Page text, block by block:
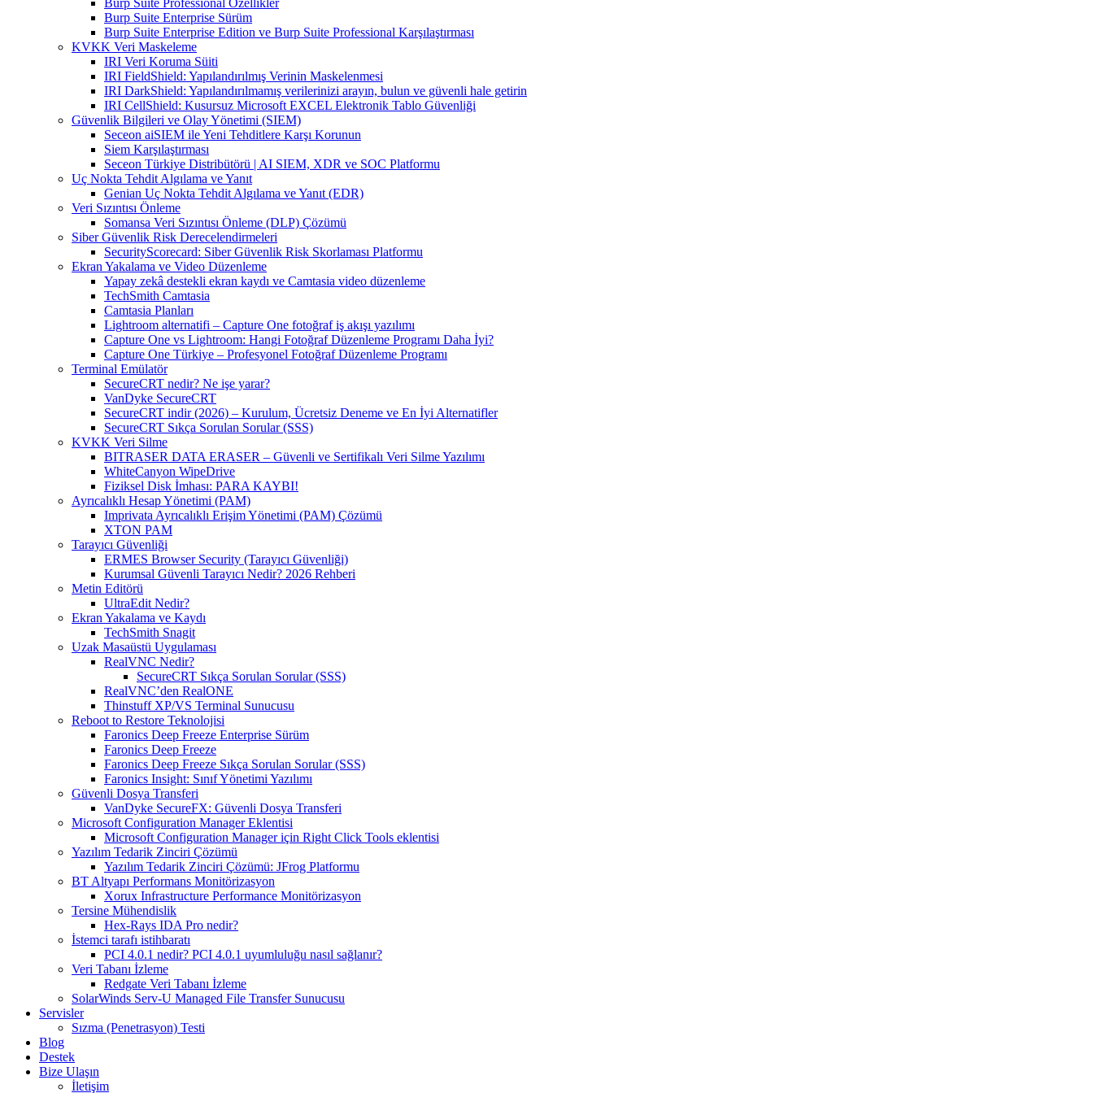
Burp Suite Professional Özellikler
Burp Suite Enterprise Sürüm
Burp Suite Enterprise Edition ve Burp Suite Professional Karşılaştırması
KVKK Veri Maskeleme
IRI Veri Koruma Süiti
IRI FieldShield: Yapılandırılmış Verinin Maskelenmesi
IRI DarkShield: Yapılandırılmamış verilerinizi arayın, bulun ve güvenli hale getirin
IRI CellShield: Kusursuz Microsoft EXCEL Elektronik Tablo Güvenliği
Güvenlik Bilgileri ve Olay Yönetimi (SIEM)
Seceon aiSIEM ile Yeni Tehditlere Karşı Korunun
Siem Karşılaştırması
Seceon Türkiye Distribütörü | AI SIEM, XDR ve SOC Platformu
Uç Nokta Tehdit Algılama ve Yanıt
Genian Uç Nokta Tehdit Algılama ve Yanıt (EDR)
Veri Sızıntısı Önleme
Somansa Veri Sızıntısı Önleme (DLP) Çözümü
Siber Güvenlik Risk Derecelendirmeleri
SecurityScorecard: Siber Güvenlik Risk Skorlaması Platformu
Ekran Yakalama ve Video Düzenleme
Yapay zekâ destekli ekran kaydı ve Camtasia video düzenleme
TechSmith Camtasia
Camtasia Planları
Lightroom alternatifi – Capture One fotoğraf iş akışı yazılımı
Capture One vs Lightroom: Hangi Fotoğraf Düzenleme Programı Daha İyi?
Capture One Türkiye – Profesyonel Fotoğraf Düzenleme Programı
Terminal Emülatör
SecureCRT nedir? Ne işe yarar?
VanDyke SecureCRT
SecureCRT indir (2026) – Kurulum, Ücretsiz Deneme ve En İyi Alternatifler
SecureCRT Sıkça Sorulan Sorular (SSS)
KVKK Veri Silme
BITRASER DATA ERASER – Güvenli ve Sertifikalı Veri Silme Yazılımı
WhiteCanyon WipeDrive
Fiziksel Disk İmhası: PARA KAYBI!
Ayrıcalıklı Hesap Yönetimi (PAM)
Imprivata Ayrıcalıklı Erişim Yönetimi (PAM) Çözümü
XTON PAM
Tarayıcı Güvenliği
ERMES Browser Security (Tarayıcı Güvenliği)
Kurumsal Güvenli Tarayıcı Nedir? 2026 Rehberi
Metin Editörü
UltraEdit Nedir?
Ekran Yakalama ve Kaydı
TechSmith Snagit
Uzak Masaüstü Uygulaması
RealVNC Nedir?
SecureCRT Sıkça Sorulan Sorular (SSS)
RealVNC’den RealONE
Thinstuff XP/VS Terminal Sunucusu
Reboot to Restore Teknolojisi
Faronics Deep Freeze Enterprise Sürüm
Faronics Deep Freeze
Faronics Deep Freeze Sıkça Sorulan Sorular (SSS)
Faronics Insight: Sınıf Yönetimi Yazılımı
Güvenli Dosya Transferi
VanDyke SecureFX: Güvenli Dosya Transferi
Microsoft Configuration Manager Eklentisi
Microsoft Configuration Manager için Right Click Tools eklentisi
Yazılım Tedarik Zinciri Çözümü
Yazılım Tedarik Zinciri Çözümü: JFrog Platformu
BT Altyapı Performans Monitörizasyon
Xorux Infrastructure Performance Monitörizasyon
Tersine Mühendislik
Hex-Rays IDA Pro nedir?
İstemci tarafı istihbaratı
PCI 4.0.1 nedir? PCI 4.0.1 uyumluluğu nasıl sağlanır?
Veri Tabanı İzleme
Redgate Veri Tabanı İzleme
SolarWinds Serv-U Managed File Transfer Sunucusu
Servisler
Sızma (Penetrasyon) Testi
Blog
Destek
Bize Ulaşın
İletişim